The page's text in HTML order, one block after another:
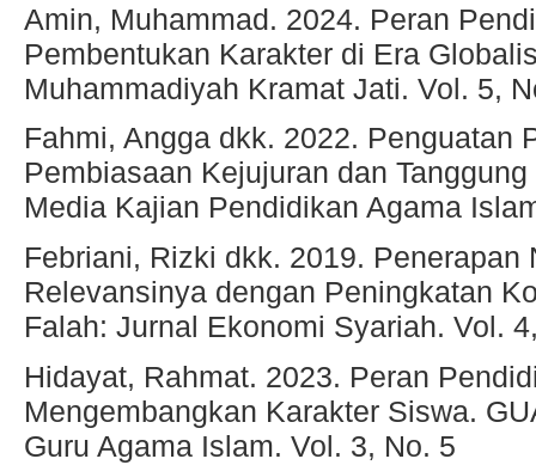
Amin, Muhammad. 2024. Peran
Pembentukan Karakter di Era
Muhammadiyah Kramat Jati. Vol. 5,
Fahmi, Angga dkk. 2022. Penguatan
Pembiasaan Kejujuran dan
Media Kajian Pendidikan Agama
Febriani, Rizki dkk. 2019. Penerapan
Relevansinya dengan Peningkatan
Falah: Jurnal Ekonomi Syariah. Vol.
Hidayat, Rahmat. 2023. Peran
Mengembangkan Karakter Siswa.
Guru Agama Islam. Vol. 3, No. 5